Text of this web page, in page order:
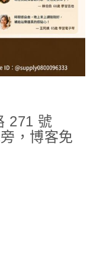
271 號
，博客免